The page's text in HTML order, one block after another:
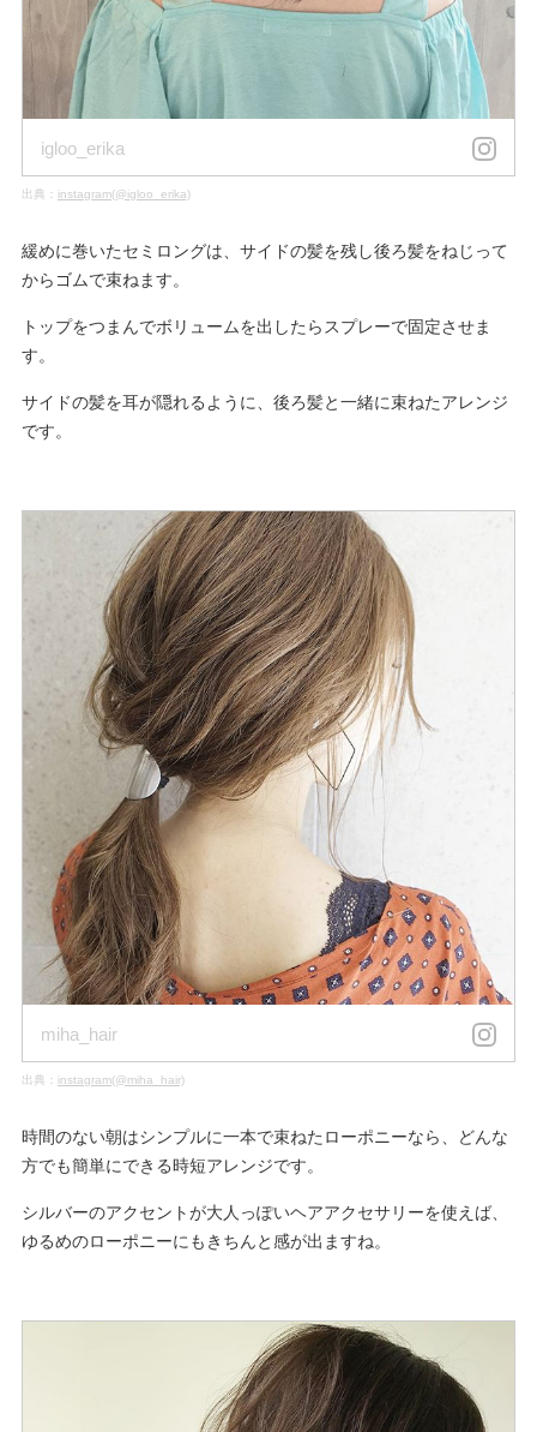
igloo_erika
出典： instagram(@igloo_erika)
緩めに巻いたセミロングは、サイドの髪を残し後ろ髪をねじって
からゴムで束ねます。
トップをつまんでボリュームを出したらスプレーで固定させま
す。
サイドの髪を耳が隠れるように、後ろ髪と一緒に束ねたアレンジ
です。
miha_hair
出典： instagram(@miha_hair)
時間のない朝はシンプルに一本で束ねたローポニーなら、どんな
方でも簡単にできる時短アレンジです。
シルバーのアクセントが大人っぽいヘアアクセサリーを使えば、
ゆるめのローポニーにもきちんと感が出ますね。